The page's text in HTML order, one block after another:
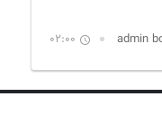
02:00